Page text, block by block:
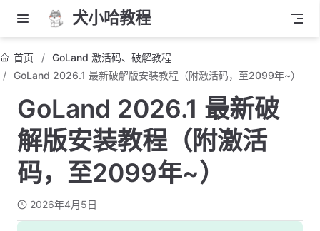
犬小哈教程
首页
GoLand 激活码、破解教程
GoLand 2026.1 最新破解版安装教程（附激活码，至2099年~）
GoLand 2026.1 最新破
解版安装教程（附激活
码，至2099年~）
2026年4月5日